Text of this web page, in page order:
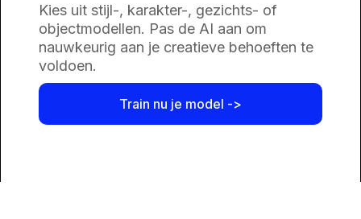
Kies uit stijl-, karakter-, gezichts- of
objectmodellen. Pas de AI aan om
nauwkeurig aan je creatieve behoeften te
voldoen.
Train nu je model ->